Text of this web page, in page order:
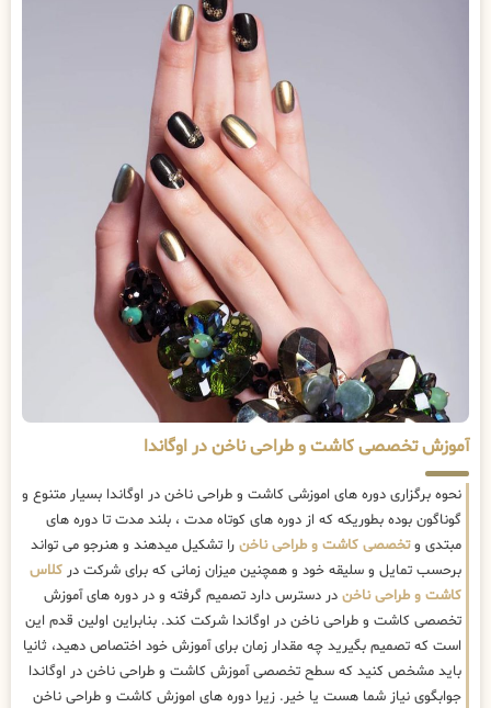
آموزش تخصصی کاشت و طراحی ناخن در اوگاندا
نحوه برگزاری دوره های اموزشی کاشت و طراحی ناخن در اوگاندا بسیار متنوع و
گوناگون بوده بطوریکه که از دوره های کوتاه مدت ، بلند مدت تا دوره های
مبتدی وتخصصی کاشت و طراحی ناخن را تشکیل میدهند و هنرجو می تواند
برحسب تمایل و سلیقه خود و همچنین میزان زمانی که برای شرکت در کلاس
کاشت و طراحی ناخن در دسترس دارد تصمیم گرفته و در دوره های آموزش
تخصصی کاشت و طراحی ناخن در اوگاندا شرکت کند. بنابراین اولین قدم این
است که تصمیم بگیرید چه مقدار زمان برای آموزش خود اختصاص دهید، ثانیا
باید مشخص کنید که سطح تخصصی آموزش کاشت و طراحی ناخن در اوگاندا
جوابگوی نیاز شما هست یا خیر. زیرا دوره های اموزش کاشت و طراحی ناخن